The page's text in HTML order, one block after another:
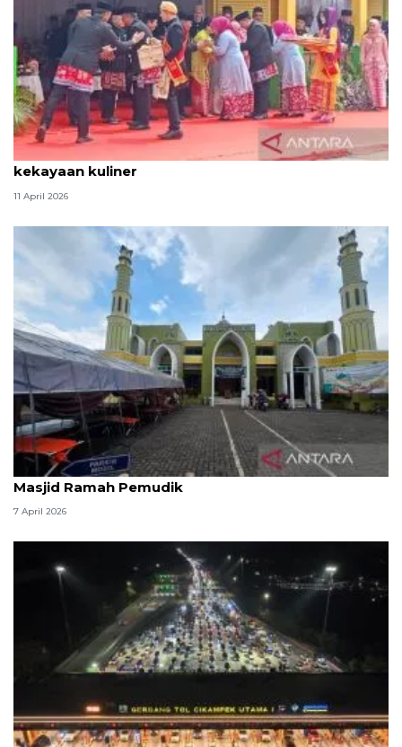
Tradisi hantaran Lebaran Betawi simbol bakti dan
kekayaan kuliner
11 April 2026
Kemenag: 3,5 juta orang manfaatkan layanan
Masjid Ramah Pemudik
7 April 2026